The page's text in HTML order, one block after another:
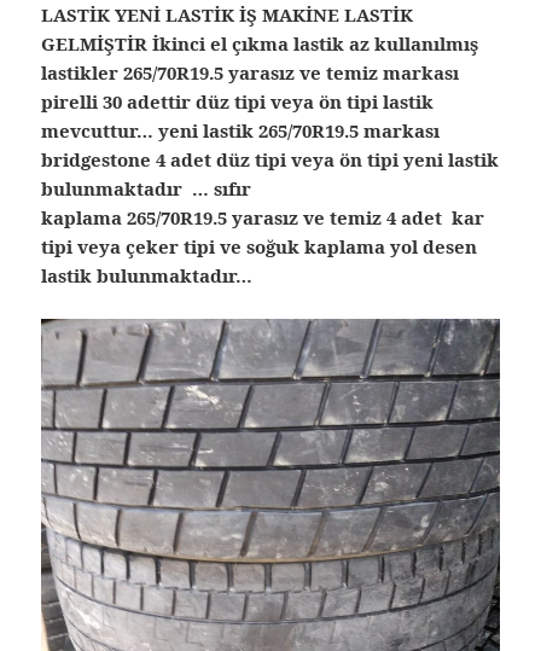
LASTİK YENİ LASTİK İŞ MAKİNE LASTİK
GELMİŞTİRİkinci el çıkma lastik az kullanılmış
lastikler 265/70R19.5 yarasız ve temiz markası
pirelli 30 adettir düz tipi veya ön tipi lastik
mevcuttur… yeni lastik 265/70R19.5 markası
bridgestone 4 adet düz tipi veya ön tipi yeni lastik
bulunmaktadır … sıfır
kaplama 265/70R19.5 yarasız ve temiz 4 adet kar
tipi veya çeker tipi ve soğuk kaplama yol desen
lastik bulunmaktadır…